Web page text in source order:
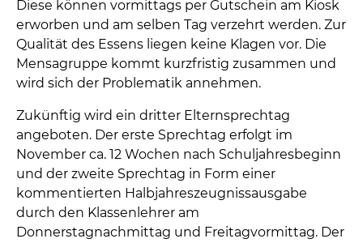
Diese können vormittags per Gutschein am Kiosk
erworben und am selben Tag verzehrt werden. Zur
Qualität des Essens liegen keine Klagen vor. Die
Mensagruppe kommt kurzfristig zusammen und
wird sich der Problematik annehmen.
Zukünftig wird ein dritter Elternsprechtag
angeboten. Der erste Sprechtag erfolgt im
November ca. 12 Wochen nach Schuljahresbeginn
und der zweite Sprechtag in Form einer
kommentierten Halbjahreszeugnissausgabe
durch den Klassenlehrer am
Donnerstagnachmittag und Freitagvormittag. Der